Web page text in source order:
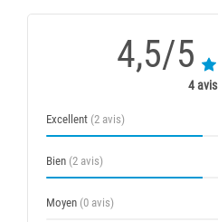
4,5/5
4 avis
Excellent (2 avis)
Bien (2 avis)
Moyen (0 avis)